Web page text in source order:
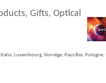
Gifts, Optical
Luxembourg, Norvège, Pays-Bas,